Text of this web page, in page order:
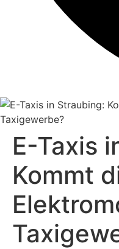
E-Taxis
Kommt